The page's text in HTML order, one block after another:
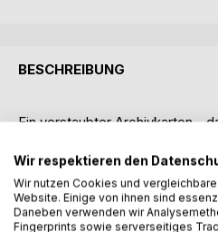
BESCHREIBUNG
Ein verstaubter Archivkarton -
Audiomitschnitte und Polaroids
Kuratorin Sahra Reeve hält
Strukturen - bis der charmant-
in ihr Leben tritt: ein Mann, der
offiziell keine Schlüssel gibt,
Wir respektieren den
Wir nutzen Cookies und
Website. Einige von ihnen sind
Daneben verwenden wir
Fingerprints sowie serverseitiges